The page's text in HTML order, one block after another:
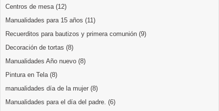
Centros de mesa (12)
Manualidades para 15 años (11)
Recuerditos para bautizos y primera comunión (9)
Decoración de tortas (8)
Manualidades Año nuevo (8)
Pintura en Tela (8)
manualidades día de la mujer (8)
Manualidades para el día del padre. (6)